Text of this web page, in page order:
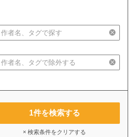
1件を検索する
× 検索条件をクリアする